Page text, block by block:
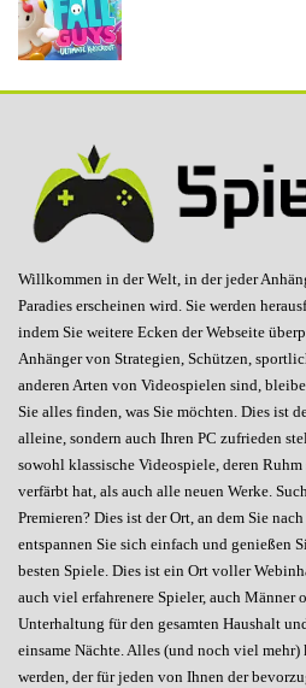
Willkommen in der Welt, in der jeder
Paradies erscheinen wird. Sie werden
indem Sie weitere Ecken der Webseite
Anhänger von Strategien, Schützen,
anderen Arten von Videospielen sind,
Sie alles finden, was Sie möchten. Dies ist
alleine, sondern auch Ihren PC zufrieden
sowohl klassische Videospiele, deren
verfärbt hat, als auch alle neuen Werke.
Premieren? Dies ist der Ort, an dem Sie
entspannen Sie sich einfach und genießen
besten Spiele. Dies ist ein Ort voller
auch viel erfahrenere Spieler, auch Männer
Unterhaltung für den gesamten Haushalt
einsame Nächte. Alles (und noch viel mehr)
werden, der für jeden von Ihnen der